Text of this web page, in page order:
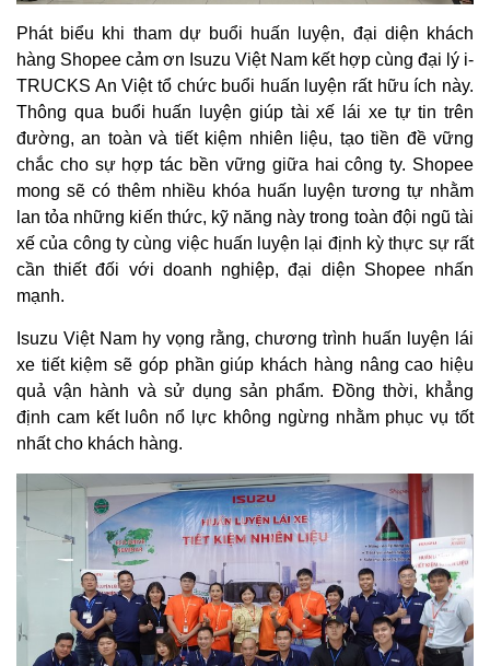
Phát biểu khi tham dự buổi huấn luyện, đại diện khách
hàng Shopee cảm ơn Isuzu Việt Nam kết hợp cùng đại lý i-
TRUCKS An Việt tổ chức buổi huấn luyện rất hữu ích này.
Thông qua buổi huấn luyện giúp tài xế lái xe tự tin trên
đường, an toàn và tiết kiệm nhiên liệu, tạo tiền đề vững
chắc cho sự hợp tác bền vững giữa hai công ty. Shopee
mong sẽ có thêm nhiều khóa huấn luyện tương tự nhằm
lan tỏa những kiến thức, kỹ năng này trong toàn đội ngũ tài
xế của công ty cùng việc huấn luyện lại định kỳ thực sự rất
cần thiết đối với doanh nghiệp, đại diện Shopee nhấn
mạnh.
Isuzu Việt Nam hy vọng rằng, chương trình huấn luyện lái
xe tiết kiệm sẽ góp phần giúp khách hàng nâng cao hiệu
quả vận hành và sử dụng sản phẩm. Đồng thời, khẳng
định cam kết luôn nổ lực không ngừng nhằm phục vụ tốt
nhất cho khách hàng.